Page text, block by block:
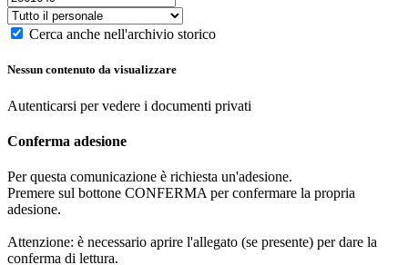
Cerca anche nell'archivio storico
Nessun contenuto da visualizzare
Autenticarsi per vedere i documenti privati
Conferma adesione
Per questa comunicazione è richiesta un'adesione.
Premere sul bottone CONFERMA per confermare la propria
adesione.
Attenzione: è necessario aprire l'allegato (se presente) per dare la
conferma di lettura.